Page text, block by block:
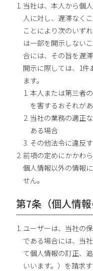
当社は、本人から個
人に対し、遅滞なく
ことにより次のいず
は一部を開示しない
合には、その旨を遅
開示に際しては、1件
ます。
本人または第三者
を害するおそれが
当社の業務の適正
ある場合
その他法令に違反
前項の定めにかかわ
個人情報以外の情報
せん。
第7条（個人情報
ユーザーは、当社の
である場合には、当
て個人情報の訂正、
いいます。）を請求